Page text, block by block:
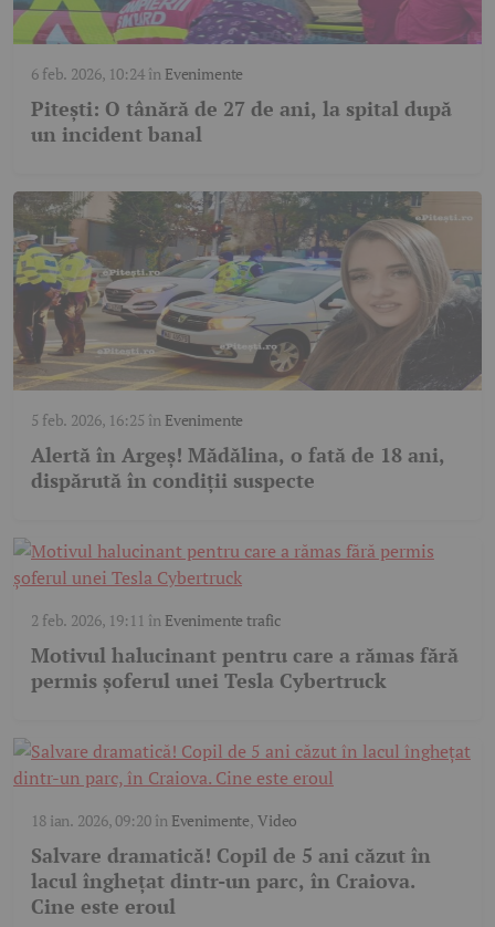
6 feb. 2026, 10:24în Evenimente
Pitești: O tânără de 27 de ani, la spital după
un incident banal
5 feb. 2026, 16:25 în Evenimente
Alertă în Argeș! Mădălina, o fată de 18 ani,
dispărută în condiții suspecte
2 feb. 2026, 19:11 în Evenimente trafic
Motivul halucinant pentru care a rămas fără
permis șoferul unei Tesla Cybertruck
18 ian. 2026, 09:20în Evenimente,Video
Salvare dramatică! Copil de 5 ani căzut în
lacul înghețat dintr-un parc, în Craiova.
Cine este eroul